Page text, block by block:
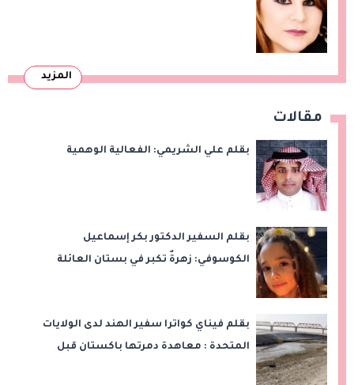
المزيد
مقالات
بقلم علي الشريمي: الفعالية الوهمية
بقلم السفير الدكتور بكر إسماعيل
الكوسوفي: زهرةٌ تكبر في بستان العائلة
بقلم فيناي كواترا سفير الهند لدى الولايات
المتحدة : معاهدة دمرتها باكستان قبل